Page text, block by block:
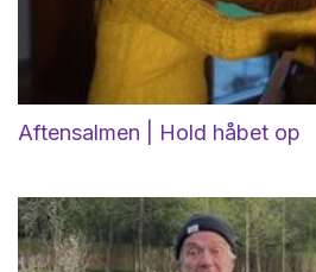
Aftensalmen | Hold håbet op